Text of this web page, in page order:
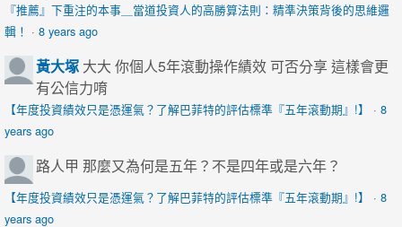
『推薦』下重注的本事＿當道投資人的高勝算法則：精準決策背後的思維邏
輯！ · 8 years ago
黃大塚 大大 你個人5年滾動操作績效 可否分享 這樣會更
有公信力唷
【年度投資績效只是憑運氣？了解巴菲特的評估標準『五年滾動期』!】 · 8
years ago
路人甲 那麼又為何是五年？不是四年或是六年？
【年度投資績效只是憑運氣？了解巴菲特的評估標準『五年滾動期』!】 · 8
years ago